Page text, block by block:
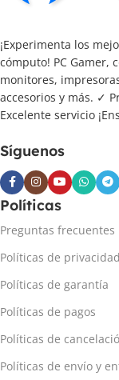
¡Experimenta los
cómputo! PC Gamer,
monitores,
accesorios y más. ✓
Excelente servicio
Síguenos
Políticas
Preguntas frecuentes
Políticas de privacidad
Políticas de garantía
Políticas de pagos
Políticas de
Políticas de envío y